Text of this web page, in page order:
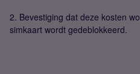
2. Bevestiging dat deze kosten
simkaart wordt gedeblokkeerd.